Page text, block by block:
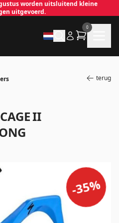
worden uitsluitend kleine
uitgevoerd.
0
terug
II
-35%